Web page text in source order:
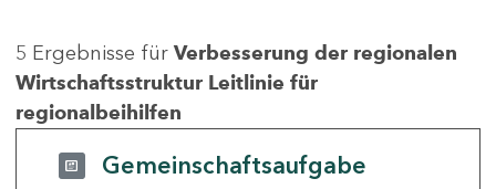
5 Ergebnisse für Verbesserung der regionalen
Wirtschaftsstruktur Leitlinie für
regionalbeihilfen
Gemeinschaftsaufgabe